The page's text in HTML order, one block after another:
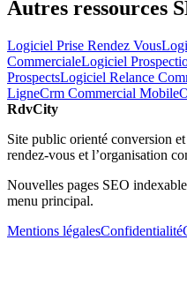
Autres ressources
Logiciel Prise Rendez Vous
CommercialeLogiciel
ProspectsLogiciel Relance
LigneCrm Commercial Mobile
RdvCity
Site public orienté conversion
rendez-vous et l’organisation
Nouvelles pages SEO
menu principal.
Mentions légalesConfidentialité